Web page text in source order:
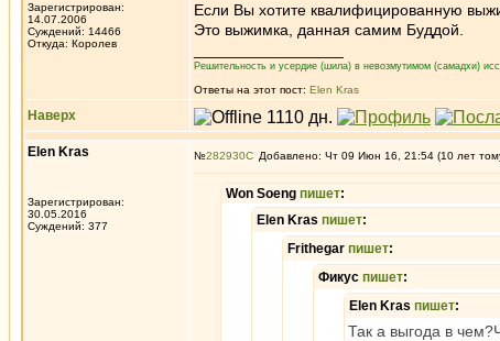
Зарегистрирован:
14.07.2006
Суждений: 14466
Откуда: Королев
Если Вы хотите квалифицированную
Это выжимка, данная самим Буддой.
Решительность и усердие (шила) в невозмутимом (самадхи)
Ответы на этот пост: Elen Kras
Наверх
Elen Kras
Зарегистрирован:
30.05.2016
Суждений: 377
№282930 Добавлено: Чт 09 Июн 16, 21:54 (10 лет
Won Soeng пишет:
Elen Kras пишет:
Frithegar пишет:
Фикус пишет:
Elen Kras пишет:
Так а выгода в